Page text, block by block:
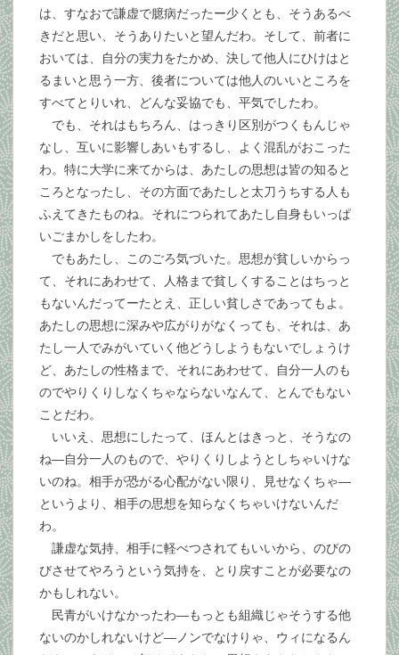
は、すなおで謙虚で臆病だったー少くとも、そうあるべ
きだと思い、そうありたいと望んだわ。そして、前者に
おいては、自分の実力をたかめ、決して他人にひけはと
るまいと思う一方、後者については他人のいいところを
すべてとりいれ、どんな妥協でも、平気でしたわ。
でも、それはもちろん、はっきり区別がつくもんじゃ
なし、互いに影響しあいもするし、よく混乱がおこった
わ。特に大学に来てからは、あたしの思想は皆の知ると
ころとなったし、その方面であたしと太刀うちする人も
ふえてきたものね。それにつられてあたし自身もいっぱ
いごまかしをしたわ。
でもあたし、このごろ気づいた。思想が貧しいからっ
て、それにあわせて、人格まで貧しくすることはちっと
もないんだってーたとえ、正しい貧しさであってもよ。
あたしの思想に深みや広がりがなくっても、それは、あ
たし一人でみがいていく他どうしようもないでしょうけ
ど、あたしの性格まで、それにあわせて、自分一人のも
のでやりくりしなくちゃならないなんて、とんでもない
ことだわ。
いいえ、思想にしたって、ほんとはきっと、そうなの
ね―自分一人のもので、やりくりしようとしちゃいけな
いのね。相手が恐がる心配がない限り、見せなくちゃ―
というより、相手の思想を知らなくちゃいけないんだ
わ。
謙虚な気持、相手に軽べつされてもいいから、のびの
びさせてやろうという気持を、とり戻すことが必要なの
かもしれない。
民青がいけなかったわ―もっとも組織じゃそうする他
ないのかしれないけど―ノンでなけりゃ、ウィになるん